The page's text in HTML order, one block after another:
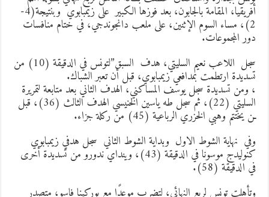
أفريقيا، المقامة بالجابون، بعد فوزها الكبير على زيمبابوي وبنتيجة(4-
2)، مساء السوم الإثنين، على ملعب دانجوندجي، في ختام منافسات
المجموعات.
سجل اللاعب نعيم السليتي، هدف السبق”لتونس في الدقيقة (10) من
ارتطمت بمدافعي زيمبابوي، قبل أن تعبر الشباك.
ومن تسديدة سجل يوسف المساكني، الهدف الثاني بعد متابعة لتمريرة
السليتي (22)، ثم سجل طه ياسين الخنيسي الهدف الثالث (36)، قبل
يختتم وهبي الخزري الرباعية (45) من ركلة جزاء.
نهاية الشوط الاول وبداية الشوط الثاني سجل هدفي زيمبابوي
كنوليدج موسونا في الدقيقة (43)، وينداي ندورو من تسديدة أخرى
الدقيقة (58).
تونس لربع النهائي، لتضرب موعدًا مع بوركينا فاسو، متصدر